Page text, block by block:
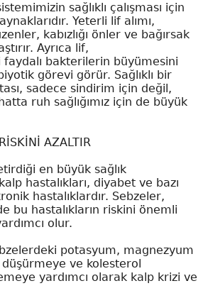
sağlıklı çalışması için
Yeterli lif alımı,
kabızlığı önler ve bağırsak
Ayrıca lif,
faydalı bakterilerin büyümesini
görevi görür. Sağlıklı bir
sadece sindirim için değil,
ruh sağlığımız için de büyük
AZALTIR
en büyük sağlık
hastalıkları, diyabet ve bazı
hastalıklardır. Sebzeler,
bu hastalıkların riskini önemli
olur.
potasyum, magnezyum
düşürmeye ve kolesterol
yardımcı olarak kalp krizi ve